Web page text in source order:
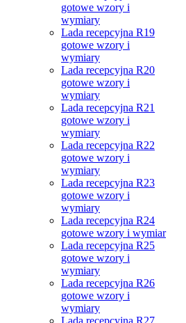
gotowe wzory i
wymiary
Lada recepcyjna R19
gotowe wzory i
wymiary
Lada recepcyjna R20
gotowe wzory i
wymiary
Lada recepcyjna R21
gotowe wzory i
wymiary
Lada recepcyjna R22
gotowe wzory i
wymiary
Lada recepcyjna R23
gotowe wzory i
wymiary
Lada recepcyjna R24
gotowe wzory i wymiar
Lada recepcyjna R25
gotowe wzory i
wymiary
Lada recepcyjna R26
gotowe wzory i
wymiary
Lada recepcyjna R27